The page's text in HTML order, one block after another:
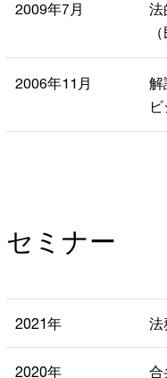
2009年7月
法
2006年11月
解
セミナー
2021年 法
2020年 合